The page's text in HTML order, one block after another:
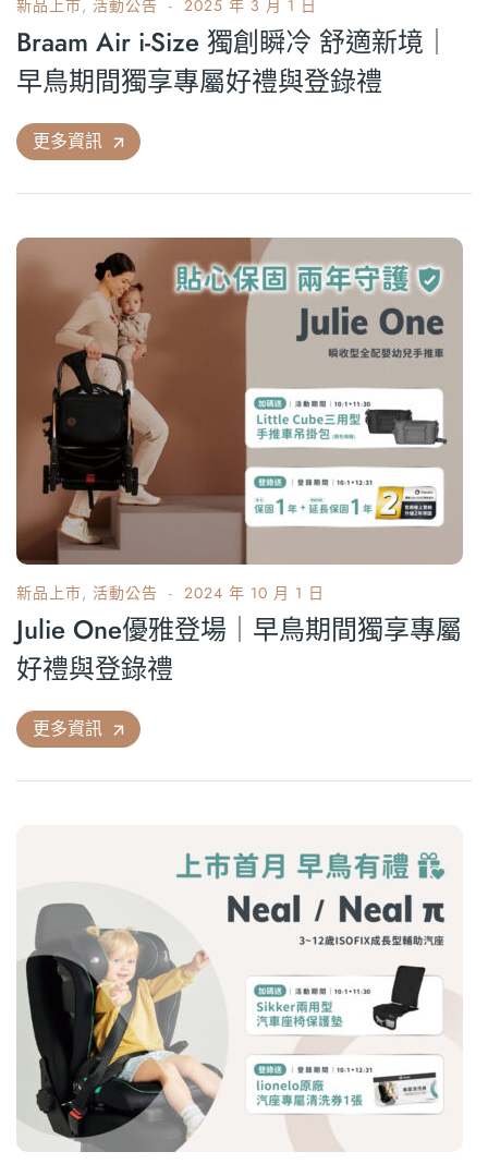
新品上市, 活動公告 2025 年 3 月 1 日
Braam Air i-Size 獨創瞬冷 舒適新境｜
早鳥期間獨享專屬好禮與登錄禮
更多資訊
新品上市, 活動公告 2024 年 10 月 1 日
Julie One優雅登場｜早鳥期間獨享專屬
好禮與登錄禮
更多資訊